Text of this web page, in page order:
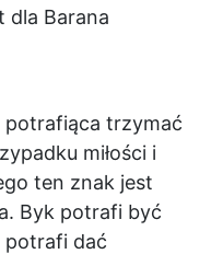
dla Barana
potrafiąca trzymać
miłości i
ten znak jest
Byk potrafi być
potrafi dać